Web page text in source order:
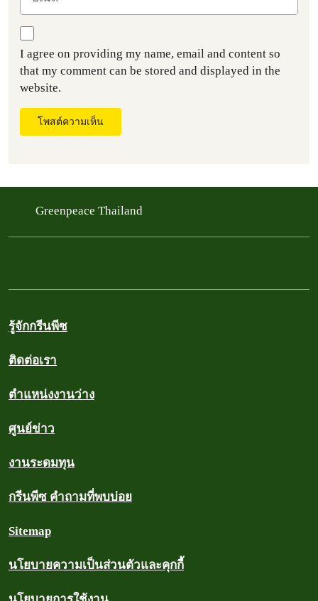
I agree on providing my name, email and content so
that my comment can be stored and displayed in the
website.
โพสต์ความเห็น
Greenpeace Thailand
รู้จักกรีนพีซ
ติดต่อเรา
ตำแหน่งงานว่าง
ศูนย์ข่าว
งานระดมทุน
กรีนพีซ คำถามที่พบบ่อย
Sitemap
นโยบายความเป็นส่วนตัวและคุกกี้